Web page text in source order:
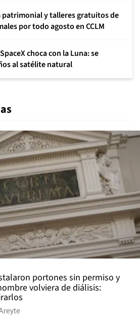
patrimonial y talleres gratuitos de
por todo agosto en CCLM
choca con la Luna: se
al satélite natural
portones sin permiso y
volviera de diálisis: